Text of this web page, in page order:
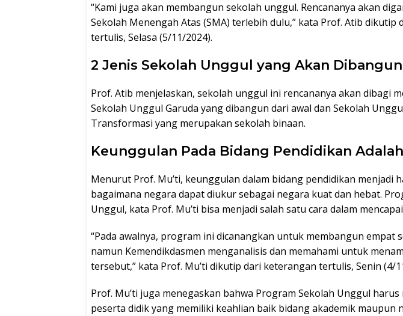
“Kami juga akan membangun sekolah unggul. Rencananya akan
Sekolah Menengah Atas (SMA) terlebih dulu,” kata Prof. Atib dikutip
tertulis, Selasa (5/11/2024).
2 Jenis Sekolah Unggul yang Akan Dibangun
Prof. Atib menjelaskan, sekolah unggul ini rencananya akan dibagi
Sekolah Unggul Garuda yang dibangun dari awal dan Sekolah
Transformasi yang merupakan sekolah binaan.
Keunggulan Pada Bidang Pendidikan
Menurut Prof. Mu’ti, keunggulan dalam bidang pendidikan menjadi
bagaimana negara dapat diukur sebagai negara kuat dan hebat.
Unggul, kata Prof. Mu’ti bisa menjadi salah satu cara dalam
“Pada awalnya, program ini dicanangkan untuk membangun empat
namun Kemendikdasmen menganalisis dan memahami untuk
tersebut,” kata Prof. Mu’ti dikutip dari keterangan tertulis, Senin (4/
Prof. Mu’ti juga menegaskan bahwa Program Sekolah Unggul
peserta didik yang memiliki keahlian baik bidang akademik maupun